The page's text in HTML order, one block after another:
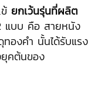
ยกเว้นรุ่นที่ผลิต
แบบ คือ สายหนัง
องคำ นั้นได้รับแรง
ยุคต้นของ